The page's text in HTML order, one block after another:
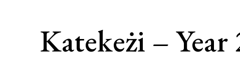
Katekeżi – Year